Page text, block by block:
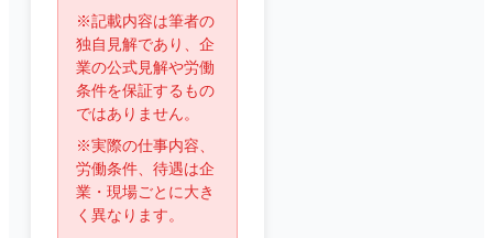
※記載内容は筆者の
独自見解であり、企
業の公式見解や労働
条件を保証するもの
ではありません。
※実際の仕事内容、
労働条件、待遇は企
業・現場ごとに大き
く異なります。